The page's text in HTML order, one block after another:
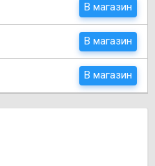
В магазин
В магазин
В магазин